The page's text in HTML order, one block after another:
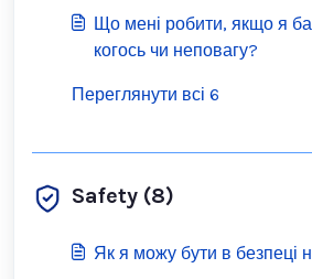
Що мені робити, якщо я
когось чи неповагу?
Переглянути всі 6
Safety (8)
Як я можу бути в безпеці